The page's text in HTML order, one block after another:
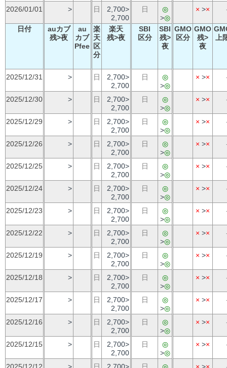
2026/01/01 > 日
2,700>
2,700
日
◎
>◎
× >×
日付
auカブ
残>夜
au
カブ
Pfee
楽
天
区
分
楽天
残>夜
SBI
区分
SBI
残>
夜
GMO
区分
GMO
残>
夜
上
2025/12/31 > 日
2,700>
2,700
日
◎
>◎
× >×
2025/12/30 > 日
2,700>
2,700
日
◎
>◎
× >×
2025/12/29 > 日
2,700>
2,700
日
◎
>◎
× >×
2025/12/26 > 日
2,700>
2,700
日
◎
>◎
× >×
2025/12/25 > 日
2,700>
2,700
日
◎
>◎
× >×
2025/12/24 > 日
2,700>
2,700
日
◎
>◎
× >×
2025/12/23 > 日
2,700>
2,700
日
◎
>◎
× >×
2025/12/22 > 日
2,700>
2,700
日
◎
>◎
× >×
2025/12/19 > 日
2,700>
2,700
日
◎
>◎
× >×
2025/12/18 > 日
2,700>
2,700
日
◎
>◎
× >×
2025/12/17 > 日
2,700>
2,700
日
◎
>◎
× >×
2025/12/16 > 日
2,700>
2,700
日
◎
>◎
× >×
2025/12/15 > 日
2,700>
2,700
日
◎
>◎
× >×